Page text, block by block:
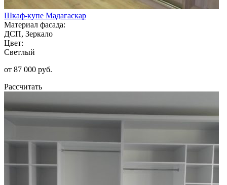
Шкаф-купе Мадагаскар
Материал фасада:
ДСП, Зеркало
Цвет:
Светлый
от 87 000 руб.
Рассчитать